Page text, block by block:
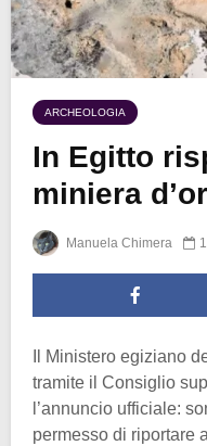
ARCHEOLOGIA
In Egitto
miniera
Manuela Chimera
Il Ministero egiziano
tramite il Consiglio
l’annuncio ufficiale:
permesso di riportare